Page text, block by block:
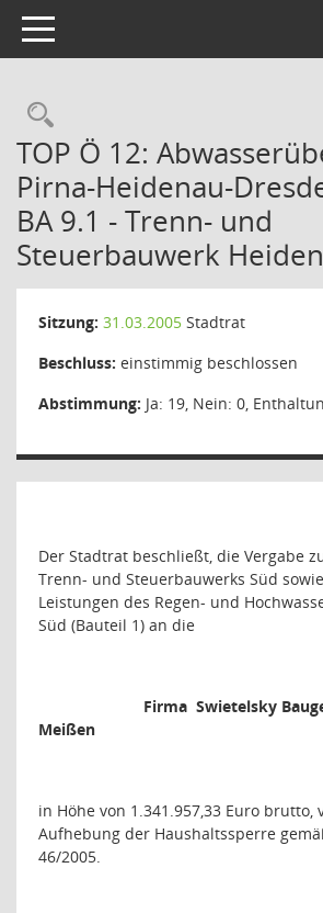
Toggle navigation
Rechercheauswahl
TOP Ö 12:
Pirna-Heidenau-
BA 9.1 - Trenn- und
Steuerbauwerk
Sitzung: 31.03.2005 Stadtrat
Beschluss: einstimmig beschlossen
Abstimmung: Ja: 19, Nein: 0,
Der Stadtrat beschließt, die Vergabe
Trenn- und Steuerbauwerks Süd
Leistungen des Regen- und
Süd (Bauteil 1) an die
Firma Swietelsky
Meißen
in Höhe von 1.341.957,33 Euro
Aufhebung der Haushaltssperre
46/2005.